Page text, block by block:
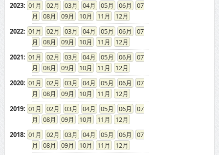
2023: 01 02 03 04 05 06
07
08
09 10 11
12
2022: 01 02 03 04 05 06
07
08
09 10 11
12
2021: 01 02 03 04 05 06
07
08
09 10 11
12
2020: 01 02 03 04 05 06
07
08
09 10 11
12
2019: 01 02 03 04 05 06
07
08
09 10 11
12
2018: 01 02 03 04 05 06
07
08
09 10 11
12